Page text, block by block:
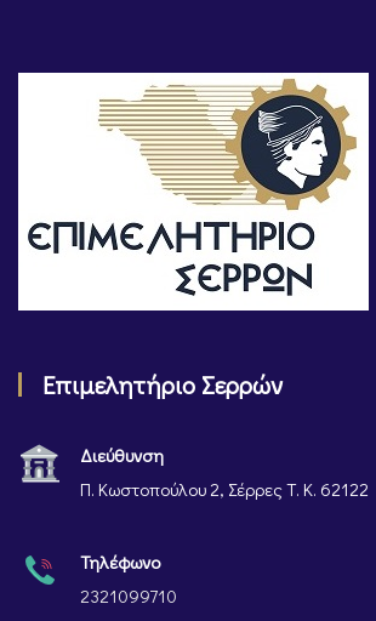
Επιμελητήριο Σερρών
Διεύθυνση
Π. Κωστοπούλου 2, Σέρρες Τ. Κ. 62122
Τηλέφωνο
2321099710